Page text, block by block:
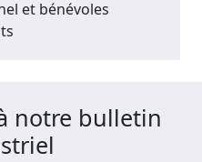
et bénévoles
notre bulletin